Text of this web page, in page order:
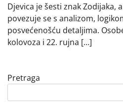
Djevica je šesti znak Zodijaka,
povezuje se s analizom,
posvećenošću detaljima.
kolovoza i 22. rujna […]
Pretraga